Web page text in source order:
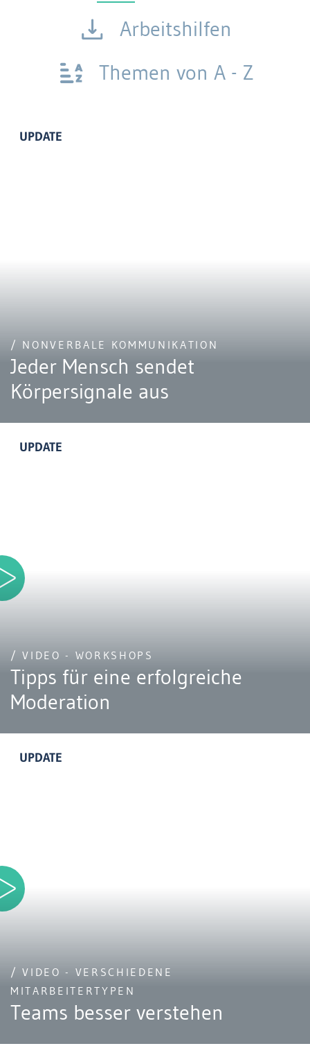
Arbeitshilfen
Themen von A - Z
UPDATE
/ NONVERBALE KOMMUNIKATION
Jeder Mensch sendet
Körpersignale aus
UPDATE
/ VIDEO - WORKSHOPS
Tipps für eine erfolgreiche
Moderation
UPDATE
/ VIDEO - VERSCHIEDENE
MITARBEITERTYPEN
Teams besser verstehen